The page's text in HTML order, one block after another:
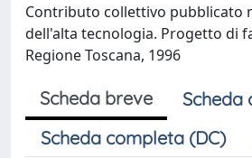
Contributo collettivo pubblicato
dell'alta tecnologia. Progetto di
Regione Toscana, 1996
Scheda breve
Scheda
Scheda completa (DC)